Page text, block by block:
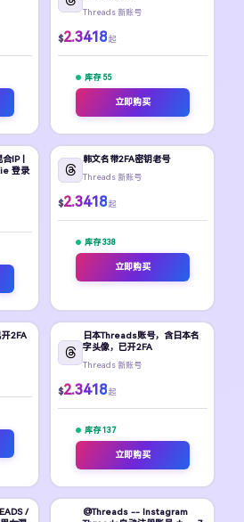
Threads 新账号
$2.3418 起
库存 55
立即购买
IP |
登录
韩文名带2FA密钥老号
Threads 新账号
$2.3418 起
库存 338
立即购买
2FA
日本Threads账号，含日本名
字头像，已开2FA
Threads 新账号
$2.3418 起
库存 137
立即购买
/
@Threads -- Instagram